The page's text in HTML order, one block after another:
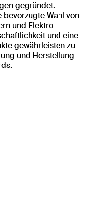
gegründet.
bevorzugte Wahl von
und Elektro-
und eine
gewährleisten zu
und Herstellung